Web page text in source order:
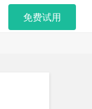
免费试用